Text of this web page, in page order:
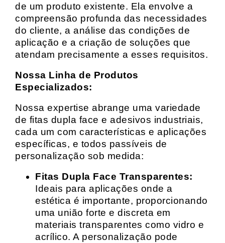
de um produto existente. Ela envolve a
compreensão profunda das necessidades
do cliente, a análise das condições de
aplicação e a criação de soluções que
atendam precisamente a esses requisitos.
Nossa Linha de Produtos
Especializados:
Nossa expertise abrange uma variedade
de fitas dupla face e adesivos industriais,
cada um com características e aplicações
específicas, e todos passíveis de
personalização sob medida:
Fitas Dupla Face Transparentes:
Ideais para aplicações onde a
estética é importante, proporcionando
uma união forte e discreta em
materiais transparentes como vidro e
acrílico. A personalização pode